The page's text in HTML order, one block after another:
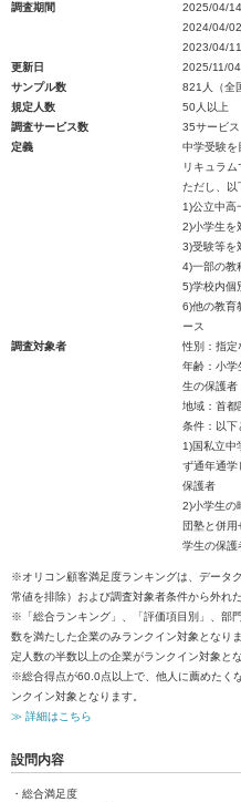
調査期間
2025/04/
2024/04/
2023/04/
更新日
2025/11/04
サンプル数
821人（全
規定人数
50人以上
調査サービス数
35サービス
定義
中学受験を
リキュラ
ただし、以
1)公立中高
2)小学生を
3)受験等を
4)一部の教
5)学校内個
6)他の教育
ース
調査対象者
性別：指定
年齢：小
生の保護
地域：首都
条件：以下
1)国私立中
ず通年通学
保護者
2)小学生の
団塾と併
学生の保護
※オリコン顧客満足度ランキングは、データ
常値を排除）および調査対象者条件から外れ
※「総合ランキング」、「評価項目別」、部
数を満たした企業のみランクイン対象となり
定人数の半数以上の企業がランクイン対象とな
※総合得点が60.0点以上で、他人に薦めたく
ンクイン対象となります。
≫ 詳細はこちら
設問内容
・総合満足度